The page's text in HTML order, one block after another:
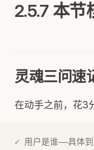
2.5.7 本节
灵魂三问速
在动手之前，花3
✓ 用户是谁——具体